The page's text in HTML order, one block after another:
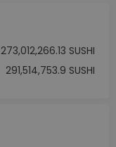
273,012,266.13 SUSHI
291,514,753.9 SUSHI